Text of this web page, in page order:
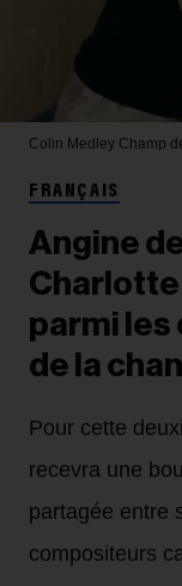
Colin Medley Champ
FRANÇAIS
Angine
parmi les
de la
Pour cette
recevra une
partagée entre
compositeurs